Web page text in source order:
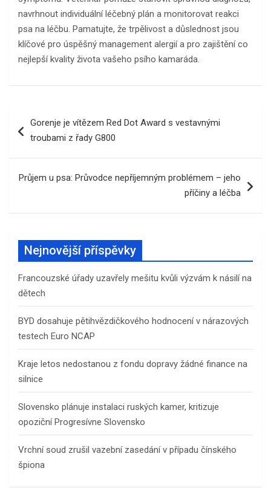
navrhnout individuální léčebný plán a monitorovat reakci
psa na léčbu. Pamatujte, že trpělivost a důslednost jsou
klíčové pro úspěšný management alergií a pro zajištění co
nejlepší kvality života vašeho psího kamaráda.
proGorenje je vítězem Red Dot Award s vestavnými
troubami z řady G800
Průjem u psa: Průvodce nepříjemným problémem – jeho
příčiny a léčba
Nejnovější příspěvky
Francouzské úřady uzavřely mešitu kvůli výzvám k násilí na
dětech
BYD dosahuje pětihvězdičkového hodnocení v nárazových
testech Euro NCAP
Kraje letos nedostanou z fondu dopravy žádné finance na
silnice
Slovensko plánuje instalaci ruských kamer, kritizuje
opoziční Progresívne Slovensko
Vrchní soud zrušil vazební zasedání v případu čínského
špiona